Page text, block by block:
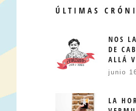
ÚLTIMAS
NOS
DE
ALLÁ
junio
LA